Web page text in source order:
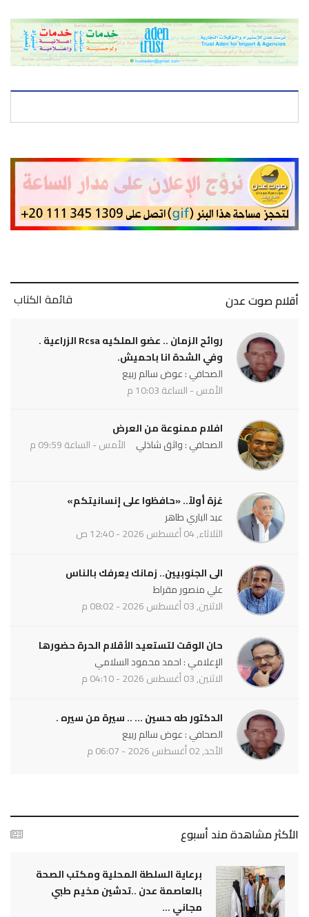
أقلام صوت عدن قائمة الكتاب
روائح الزمان .. عضو الملكيه Rcsa الزراعية .
وفي الشدة انا باحميش.
الصحافي : عوض سالم ربيع
الأمس - الساعة 10:03 م
افلام ممنوعة من العرض
الصحافي : واثق شاذلي
الأمس - الساعة 09:59 م
غزة أولاً.. «حافظوا على إنسانيتكم»
عبد الباري طاهر
الثلاثاء, 04 أغسطس 2026 - 12:40 ص
الى الجنوبيين.. زمانك يعرفك بالناس
علي منصور مقراط
الاثنين, 03 أغسطس 2026 - 08:02 م
حان الوقت لتستعيد الأقلام الحرة حضورها
الإعلامي : احمد محمود السلامي
الاثنين, 03 أغسطس 2026 - 04:10 م
الدكتور طه حسين ... .. سيرة من سيره .
الصحافي : عوض سالم ربيع
الأحد, 02 أغسطس 2026 - 06:07 م
الأكثر مشاهدة مند أسبوع
برعاية السلطة المحلية ومكتب الصحة
بالعاصمة عدن ..تدشين مخيم طبي
مجاني ...